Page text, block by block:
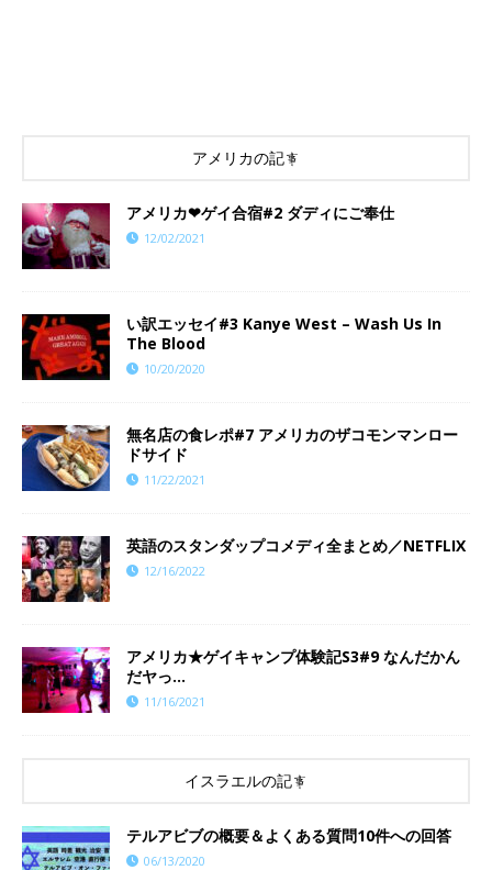
アメリカの記事
アメリカ❤︎ゲイ合宿#2 ダディにご奉仕
12/02/2021
い訳エッセイ#3 Kanye West – Wash Us In
The Blood
10/20/2020
​​無名店の食レポ#7 アメリカのザコモンマンロー
ドサイド
11/22/2021
英語のスタンダップコメディ全まとめ／NETFLIX
12/16/2022
​​アメリカ★ゲイキャンプ体験記S3#9 なんだかん
だヤっ…
11/16/2021
イスラエルの記事
テルアビブの概要＆よくある質問10件への回答
06/13/2020